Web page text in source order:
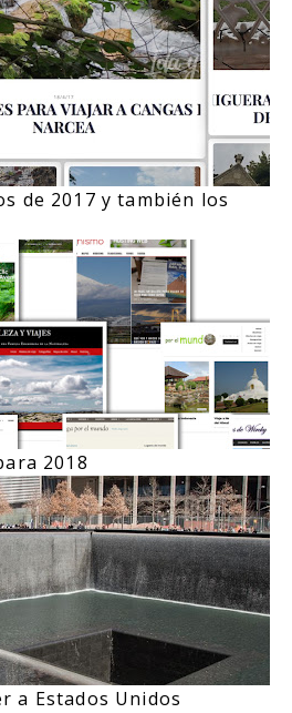
de 2017 y también los
2018
a Estados Unidos